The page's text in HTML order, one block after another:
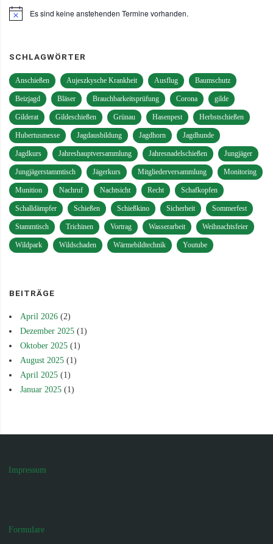
HinweisEs sind keine anstehenden Termine vorhanden.
SCHLAGWÖRTER
Anschießen Aujeszkysche Krankheit Ausflug Baumschutz
Beizjagd Bläser Brauchbarkeitsprüfung Corona gilde
Gilderat Gildeschießen Grünau Hasenpest Herbstschießen
Hubertusmesse Jagdausbildung Jagdhorn Jagdhunde
Jagdkurs Jahreshauptversammlung Jahresnadelschießen Jungjäger
Jungjägerstammtisch Jägerkurs Mitgliederversammlung Monitoring
Munition Nachruf Nachtsicht Recht Schafkopfen
Schalldämpfer Schießen Schießkino Sicherheit Sommerfest
Stammtisch Trichinen Vortrag Wasserarbeit Weihnachtsfeier
Wildpark Wildschaden Wärmebildtechnik Youtube
BEITRÄGE
April 2026 (2)
Dezember 2025 (1)
Oktober 2025 (1)
August 2025 (1)
April 2025 (1)
Januar 2025 (1)
Impressum
Formulare